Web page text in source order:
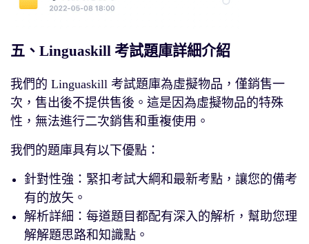
五、Linguaskill 考試題庫詳細介紹
我們的 Linguaskill 考試題庫為虛擬物品，僅銷售一
次，售出後不提供售後。這是因為虛擬物品的特殊
性，無法進行二次銷售和重複使用。
我們的題庫具有以下優點：
針對性強：緊扣考試大綱和最新考點，讓您的備考
有的放矢。
解析詳細：每道題目都配有深入的解析，幫助您理
解解題思路和知識點。